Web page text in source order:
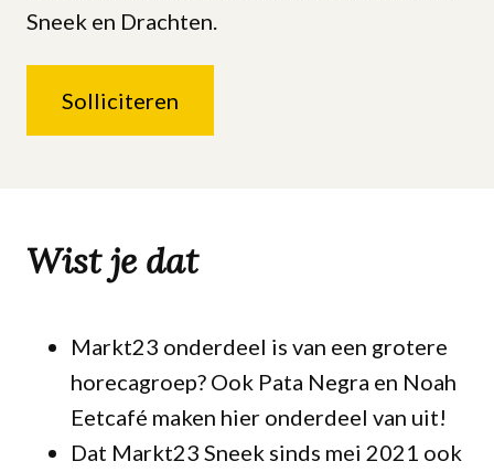
Sneek en Drachten.
Solliciteren
Wist je dat
Markt23 onderdeel is van een grotere
horecagroep? Ook Pata Negra en Noah
Eetcafé maken hier onderdeel van uit!
Dat Markt23 Sneek sinds mei 2021 ook